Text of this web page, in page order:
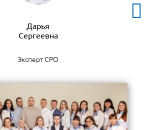
Дарья
Сергеевна
Эксперт СРО